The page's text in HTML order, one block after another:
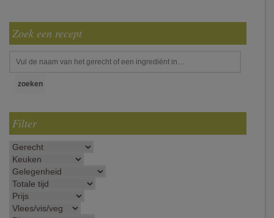
Zoek een recept
Filter